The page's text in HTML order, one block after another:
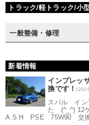
トラック/軽トラック/小
一般整備・修理
新着情報
インプレ
換です！
スバル イ
た (^_^) 12
A.S.H PSE 75W90 交